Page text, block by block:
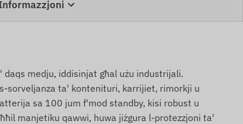
daqs medju, iddisinjat għal użu industrijali.
sorveljanza ta' kontenituri, karrijiet, rimorkji u
sa 100 jum f'mod standby, kisi robust u
manjetiku qawwi, huwa jiżgura l-protezzjoni ta'